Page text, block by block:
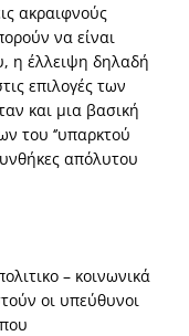
ακραιφνούς
να είναι
η έλλειψη δηλαδή
επιλογές των
και μια βασική
του ‘’υπαρκτού
απόλυτου
– κοινωνικά
οι υπεύθυνοι